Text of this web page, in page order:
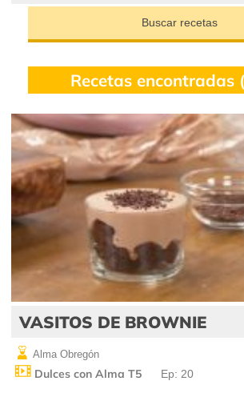
Buscar recetas
Recetas encontradas
VASITOS DE BROWNIE
Alma Obregón
Dulces con Alma T5 Ep: 20